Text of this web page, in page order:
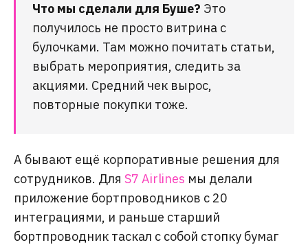
Что мы сделали для Буше? Это
получилось не просто витрина с
булочками. Там можно почитать статьи,
выбрать мероприятия, следить за
акциями. Средний чек вырос,
повторные покупки тоже.
А бывают ещё корпоративные решения для
сотрудников. Для S7 Airlines мы делали
приложение бортпроводников с 20
интеграциями, и раньше старший
бортпроводник таскал с собой стопку бумаг